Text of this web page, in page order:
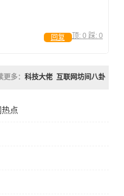
顶: 0 踩: 0
回复
更多： 科技大佬 互联网坊间八卦
点